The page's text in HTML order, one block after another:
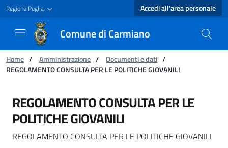
Regione Puglia Accedi all'area personale
Comune di Carmiano
Ti trovi in:
Home / Amministrazione / Documenti e dati /
REGOLAMENTO CONSULTA PER LE POLITICHE GIOVANILI
REGOLAMENTO CONSULTA PER LE
REGOLAMENTO CONSULTA PER LE
POLITICHE GIOVANILI
REGOLAMENTO CONSULTA PER LE POLITICHE GIOVANILI